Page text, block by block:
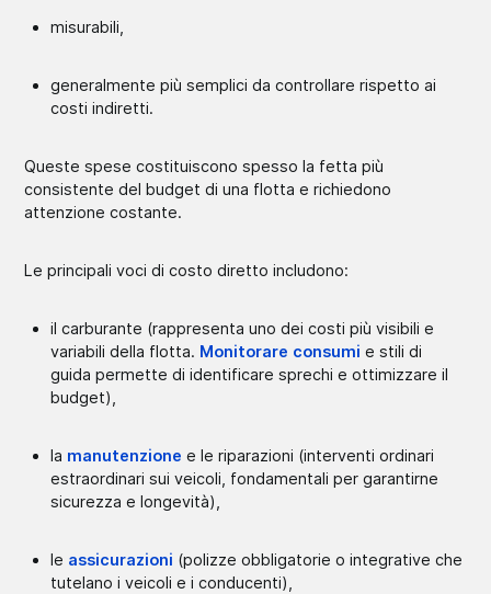
misurabili,
generalmente più semplici da controllare rispetto ai
costi indiretti.
Queste spese costituiscono spesso la fetta più
consistente del budget di una flotta e richiedono
attenzione costante.
Le principali voci di costo diretto includono:
il carburante (rappresenta uno dei costi più visibili e
variabili della flotta. Monitorare consumi e stili di
guida permette di identificare sprechi e ottimizzare il
budget),
la manutenzionee le riparazioni (interventi ordinari
estraordinari sui veicoli, fondamentali per garantirne
sicurezza e longevità),
le assicurazioni (polizze obbligatorie o integrative che
tutelano i veicoli e i conducenti),